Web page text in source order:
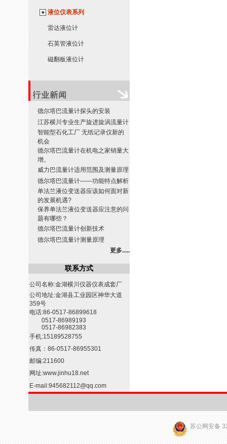
液位仪表系列
雷达液位计
石英管液位计
磁翻板液位计
德尔塔巴流量计探头的安装
江苏横川专业生产旋进旋涡流量计
智能型石化工厂 无纸记录仪新的
机会
德尔塔巴流量计在机电之家销量大
增。
威力巴流量计适用范围及测量原理
德尔塔巴流量计——功能特点解析
单法兰液位变送器应该如何面对新
的发展机遇?
保养单法兰液位变送器应注意的问
题有哪些？
德尔塔巴流量计创新技术
德尔塔巴流量计测量原理
更多.....
联系方式
公司名称:金湖横川仪器仪表成套厂
公司地址:金湖县工业园区神华大道
359号
电话:86-0517-86899618
0517-86989193
0517-86982383
手机:15189528755
传真：86-0517-86955301
邮编:211600
网址:www.jinhu18.net
E-mail:945682112@qq.com
苏公网安备